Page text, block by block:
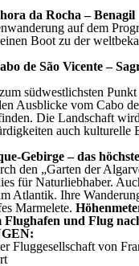
da Rocha – Benagil
auf dem
Boot zu der
de São Vicente –
südwestlichsten
Ausblicke vom Cabo
Die Landschaft
auch
Gebirge – das
den „Garten der
für Naturliebhaber.
Atlantik. Ihre
Marmelete.
Flughafen und Flug
Fluggesellschaft von